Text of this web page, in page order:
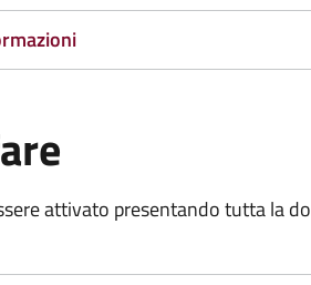
attivato presentando tutta la